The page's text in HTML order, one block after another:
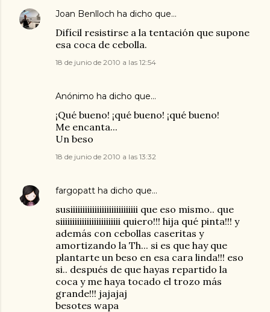
Joan Benlloch ha dicho que…
Difícil resistirse a la tentación que supone
esa coca de cebolla.
18 de junio de 2010 a las 12:54
Anónimo ha dicho que…
¡Qué bueno! ¡qué bueno! ¡qué bueno!
Me encanta...
Un beso
18 de junio de 2010 a las 13:32
fargopatt ha dicho que…
susiiiiiiiiiiiiiiiiiiiiiiiiiiii que eso mismo.. que
siiiiiiiiiiiiiiiiiiiiiiiii quiero!!! hija qué pinta!!! y
además con cebollas caseritas y
amortizando la Th... si es que hay que
plantarte un beso en esa cara linda!!! eso
si.. después de que hayas repartido la
coca y me haya tocado el trozo más
grande!!! jajajaj
besotes wapa